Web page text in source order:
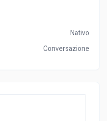
Nativo
Conversazione